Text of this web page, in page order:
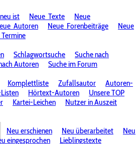
neu ist Neue Texte
Neue
Autoren Neue Forenbeiträge
Neue
Termine
Schlagwortsuche
Suche nach
Autoren
Suche im Forum
Komplettliste Zufallsautor
Autoren-
Hörtext-Autoren
Unsere TOP
Kartei-Leichen
Nutzer in Auszeit
Neu erschienen Neu überarbeitet
Neu
eingesprochen
Lieblingstexte